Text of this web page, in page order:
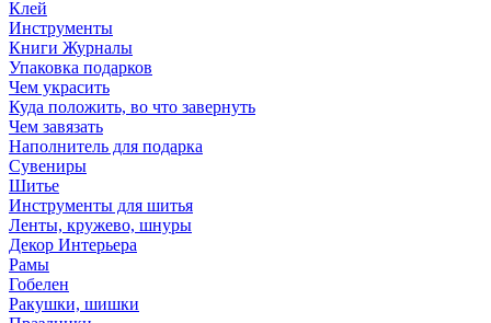
Клей
Инструменты
Книги Журналы
Упаковка подарков
Чем украсить
Куда положить, во что завернуть
Чем завязать
Наполнитель для подарка
Сувениры
Шитье
Инструменты для шитья
Ленты, кружево, шнуры
Декор Интерьера
Рамы
Гобелен
Ракушки, шишки